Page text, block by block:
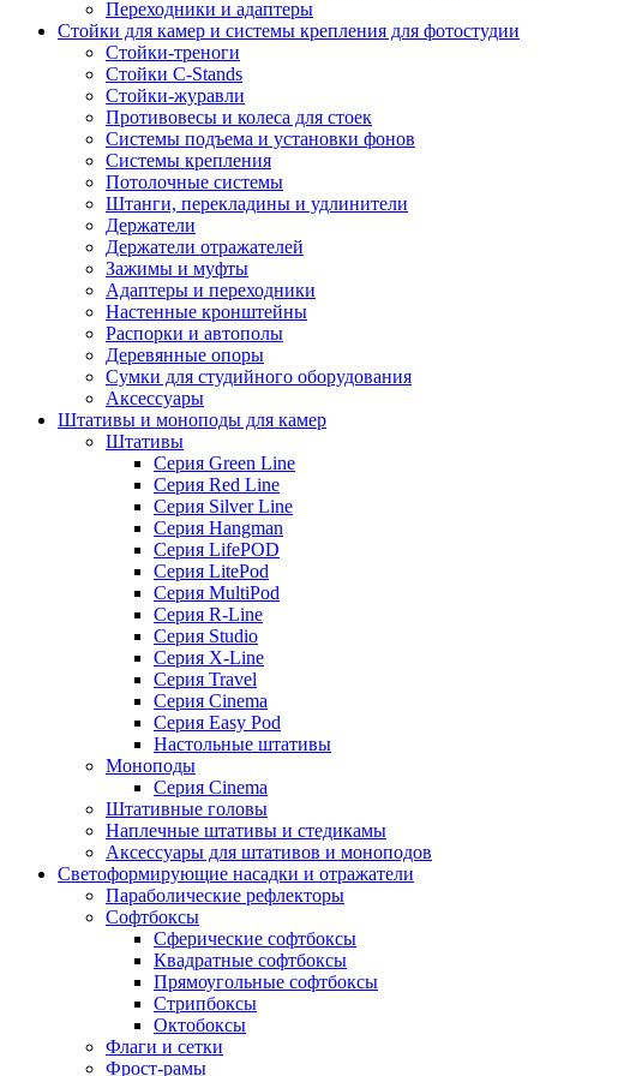
Переходники и адаптеры
Стойки для камер и системы крепления для фотостудии
Стойки-треноги
Стойки C-Stands
Стойки-журавли
Противовесы и колеса для стоек
Системы подъема и установки фонов
Системы крепления
Потолочные системы
Штанги, перекладины и удлинители
Держатели
Держатели отражателей
Зажимы и муфты
Адаптеры и переходники
Настенные кронштейны
Распорки и автополы
Деревянные опоры
Сумки для студийного оборудования
Аксессуары
Штативы и моноподы для камер
Штативы
Серия Green Line
Серия Red Line
Серия Silver Line
Серия Hangman
Серия LifePOD
Серия LitePod
Серия MultiPod
Серия R-Line
Серия Studio
Серия X-Line
Серия Travel
Серия Cinema
Серия Easy Pod
Настольные штативы
Моноподы
Серия Cinema
Штативные головы
Наплечные штативы и стедикамы
Аксессуары для штативов и моноподов
Светоформирующие насадки и отражатели
Параболические рефлекторы
Софтбоксы
Сферические софтбоксы
Квадратные софтбоксы
Прямоугольные софтбоксы
Стрипбоксы
Октобоксы
Флаги и сетки
Фрост-рамы